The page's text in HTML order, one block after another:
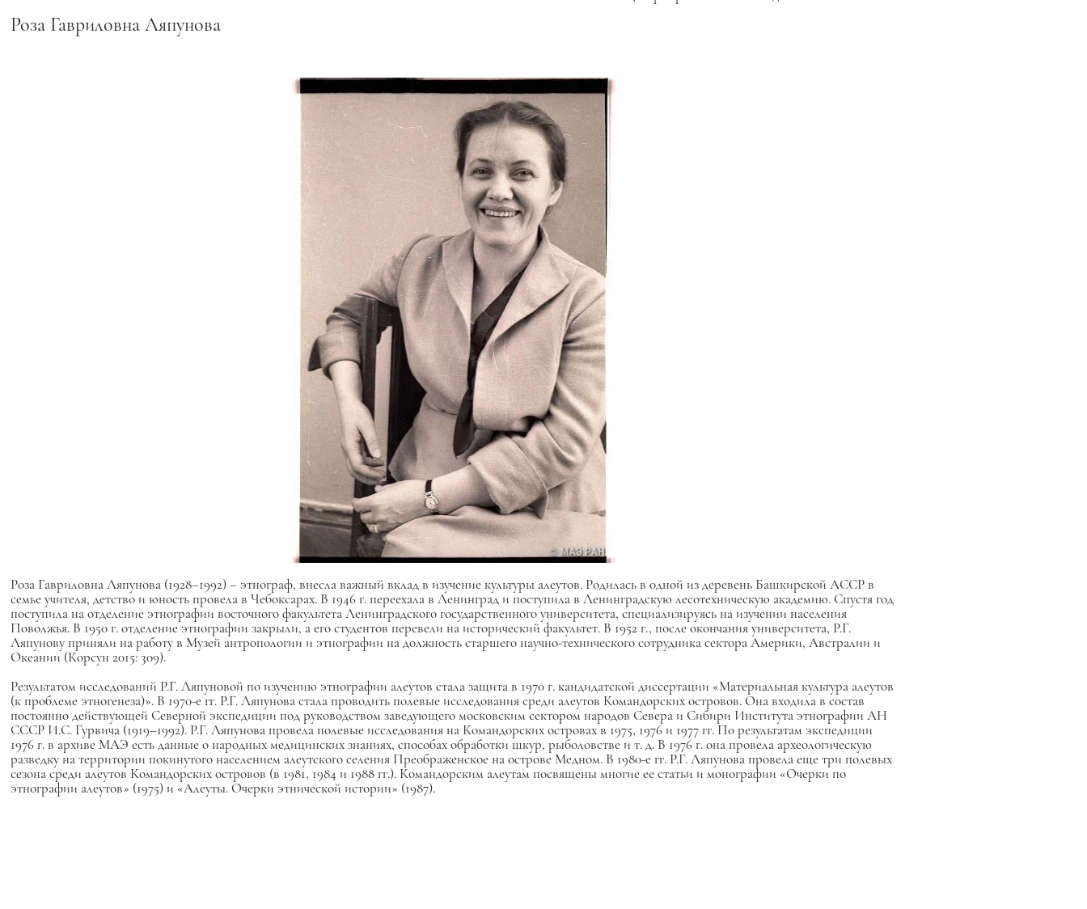
Роза Гавриловна Ляпунова
Роза Гавриловна Ляпунова (1928–1992) – этнограф, внесла важный вклад в изучение культуры алеутов. Родилась в одной из деревень Башкирской АССР в
семье учителя, детство и юность провела в Чебоксарах. В 1946 г. переехала в Ленинград и поступила в Ленинградскую лесотехническую академию. Спустя год
поступила на отделение этнографии восточного факультета Ленинградского государственного университета, специализируясь на изучении населения
Поволжья. В 1950 г. отделение этнографии закрыли, а его студентов перевели на исторический факультет. В 1952 г., после окончания университета, Р.Г.
Ляпунову приняли на работу в Музей антропологии и этнографии на должность старшего научно-технического сотрудника сектора Америки, Австралии и
Океании (Корсун 2015: 309).
Результатом исследований Р.Г. Ляпуновой по изучению этнографии алеутов стала защита в 1970 г. кандидатской диссертации «Материальная культура алеутов
(к проблеме этногенеза)». В 1970-е гг. Р.Г. Ляпунова стала проводить полевые исследования среди алеутов Командорских островов. Она входила в состав
постоянно действующей Северной экспедиции под руководством заведующего московским сектором народов Севера и Сибири Института этнографии АН
СССР И.С. Гурвича (1919–1992). Р.Г. Ляпунова провела полевые исследования на Командорских островах в 1975, 1976 и 1977 гг. По результатам экспедиции
1976 г. в архиве МАЭ есть данные о народных медицинских знаниях, способах обработки шкур, рыболовстве и т. д. В 1976 г. она провела археологическую
разведку на территории покинутого населением алеутского селения Преображенское на острове Медном. В 1980-е гг. Р.Г. Ляпунова провела еще три полевых
сезона среди алеутов Командорских островов (в 1981, 1984 и 1988 гг.). Командорским алеутам посвящены многие ее статьи и монографии «Очерки по
этнографии алеутов» (1975) и «Алеуты. Очерки этнической истории» (1987).